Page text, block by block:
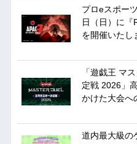
プロeスポー
日（日）に『
を開催いたし
「遊戯王 マ
定戦 2026」
かけた大会へ
道内最大級の